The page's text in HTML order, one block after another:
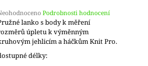
Podrobnosti hodnocení
lanko s body k měření
úpletu k výměnným
jehlicím a háčkům Knit Pro.
délky: